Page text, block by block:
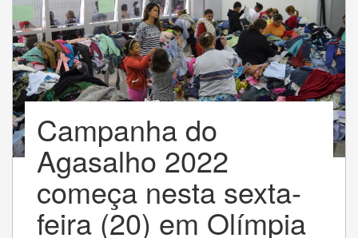
Campanha do
Agasalho 2022
começa nesta sexta-
feira (20) em Olímpia